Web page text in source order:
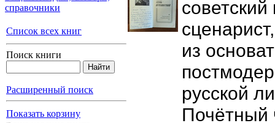
справочники
Список всех книг
Поиск книги
Расширенный поиск
Показать корзину
советский
из
русской
Почётный